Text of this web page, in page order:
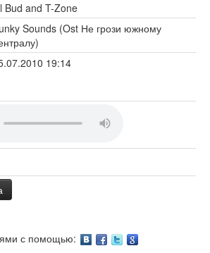
Bud and T-Zone
Sounds (Ost Не грози южному
19:14
с помощью: